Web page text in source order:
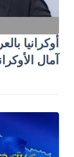
أوكرانيا
آمال